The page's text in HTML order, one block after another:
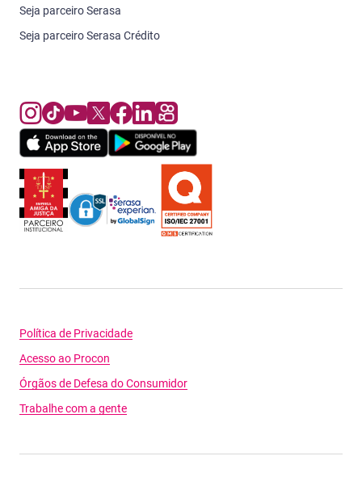
Seja parceiro Serasa
Seja parceiro Serasa Crédito
Política de Privacidade
Acesso ao Procon
Órgãos de Defesa do Consumidor
Trabalhe com a gente